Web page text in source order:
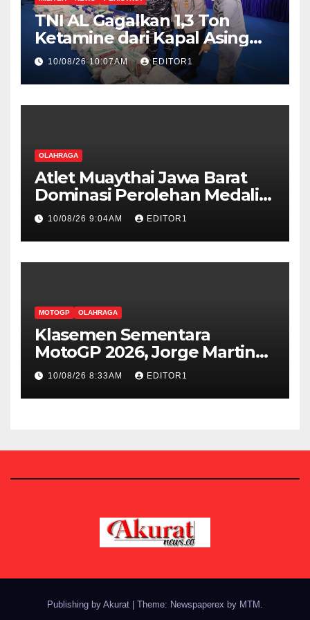
TNI AL Gagalkan 1,3 Ton
Ketamine dari Kapal Asing
MV King Sun Berbendera
Tanzania
10/08/26 10:07AM EDITOR1
OLAHRAGA
Atlet Muaythai Jawa Barat
Dominasi Perolehan Medali
di IMC 2026
10/08/26 9:04AM EDITOR1
MOTOGP OLAHRAGA
Klasemen Sementara
MotoGP 2026, Jorge Martin
Kokoh di Puncak
10/08/26 8:33AM EDITOR1
Publishing by Akurat Theme: Newspaperex by MTM .